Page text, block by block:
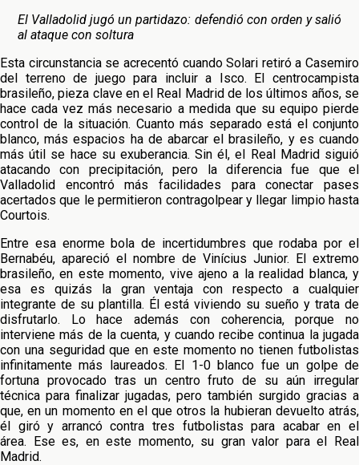
El Valladolid jugó un partidazo: defendió con orden y salió
al ataque con soltura
Esta circunstancia se acrecentó cuando Solari retiró a Casemiro
del terreno de juego para incluir a Isco. El centrocampista
brasileño, pieza clave en el Real Madrid de los últimos años, se
hace cada vez más necesario a medida que su equipo pierde
control de la situación. Cuanto más separado está el conjunto
blanco, más espacios ha de abarcar el brasileño, y es cuando
más útil se hace su exuberancia. Sin él, el Real Madrid siguió
atacando con precipitación, pero la diferencia fue que el
Valladolid encontró más facilidades para conectar pases
acertados que le permitieron contragolpear y llegar limpio hasta
Courtois.
Entre esa enorme bola de incertidumbres que rodaba por el
Bernabéu, apareció el nombre de Vinícius Junior. El extremo
brasileño, en este momento, vive ajeno a la realidad blanca, y
esa es quizás la gran ventaja con respecto a cualquier
integrante de su plantilla. Él está viviendo su sueño y trata de
disfrutarlo. Lo hace además con coherencia, porque no
interviene más de la cuenta, y cuando recibe continua la jugada
con una seguridad que en este momento no tienen futbolistas
infinitamente más laureados. El 1-0 blanco fue un golpe de
fortuna provocado tras un centro fruto de su aún irregular
técnica para finalizar jugadas, pero también surgido gracias a
que, en un momento en el que otros la hubieran devuelto atrás,
él giró y arrancó contra tres futbolistas para acabar en el
área. Ese es, en este momento, su gran valor para el Real
Madrid.